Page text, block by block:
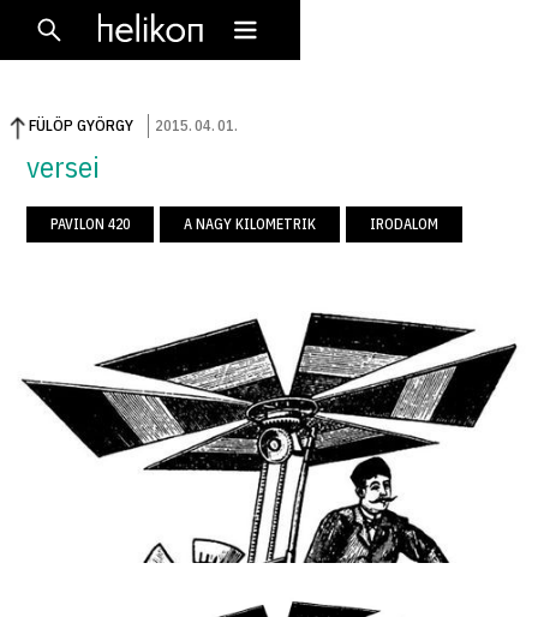
FÜLÖP GYÖRGY 2015.04.01.
versei
PAVILON 420 A NAGY KILOMETRIK IRODALOM